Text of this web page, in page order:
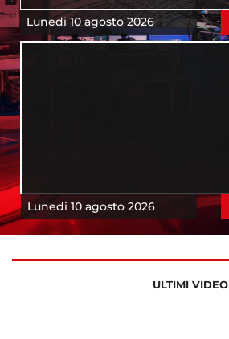
Lunedi 10 agosto 2026
Lunedi 10 agosto 2026
ULTIMI VIDEO